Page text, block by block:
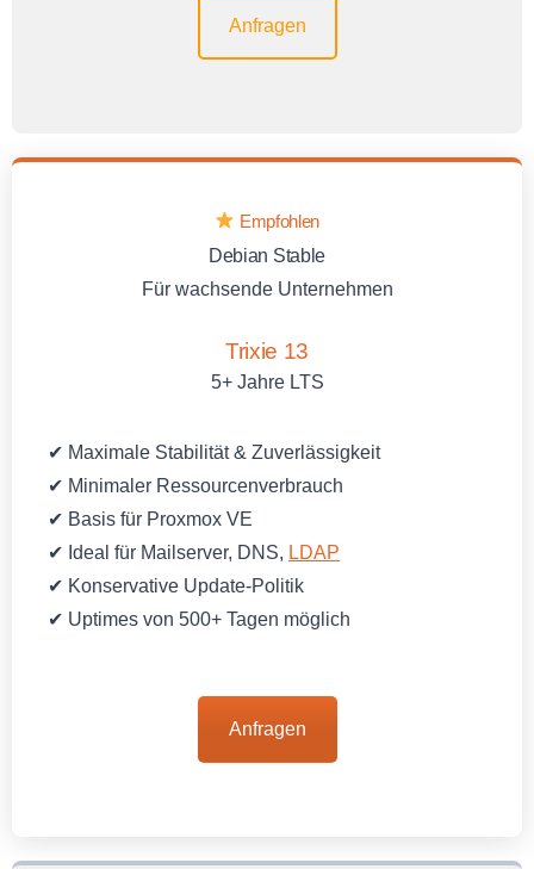
Anfragen
Empfohlen
Debian Stable
Für wachsende Unternehmen
Trixie 13
5+ Jahre LTS
✔ Maximale Stabilität & Zuverlässigkeit
✔ Minimaler Ressourcenverbrauch
✔ Basis für Proxmox VE
✔ Ideal für Mailserver, DNS, LDAP
✔ Konservative Update-Politik
✔ Uptimes von 500+ Tagen möglich
Anfragen